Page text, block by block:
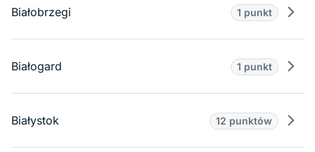
Białobrzegi 1 punkt
Białogard 1 punkt
Białystok 12 punktów